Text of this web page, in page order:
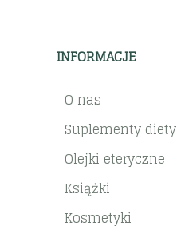
INFORMACJE
O nas
Suplementy diety
Olejki eteryczne
Książki
Kosmetyki